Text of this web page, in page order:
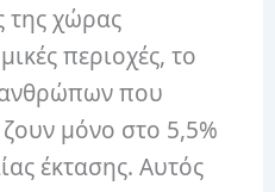
της χώρας
περιοχές, το
που
μόνο στο 5,5%
έκτασης. Αυτός